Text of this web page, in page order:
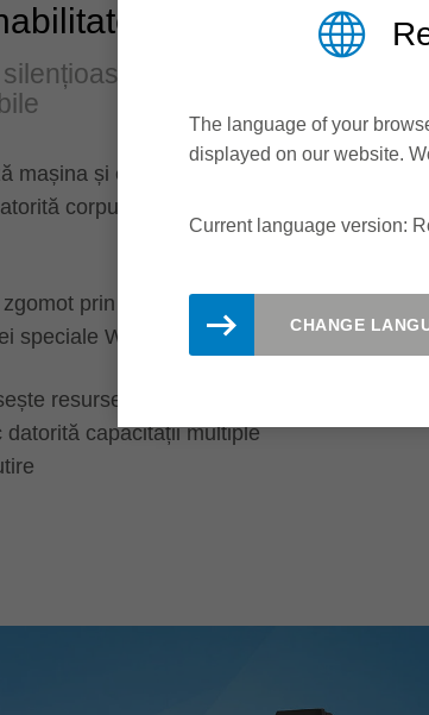
mașina și economisește
corpului sculei din
prin utilizarea
speciale WhisperCut
resurse și este
datorită capacității multiple
The language of your
displayed on our website.
Current language version:
CHANGE